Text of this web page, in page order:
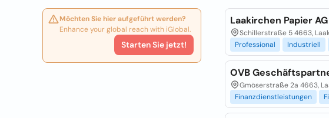
Möchten Sie hier aufgeführt werden?
Enhance your global reach with iGlobal.
Starten Sie jetzt!
Laakirchen Papier AG
Schillerstraße 5 4663,
Professional
Industriell
OVB
Gmöserstraße 2a 4663,
Finanzdienstleistungen